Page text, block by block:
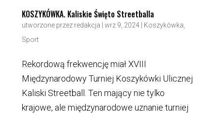
KOSZYKÓWKA. Kaliskie Święto Streetballa
utworzone przez redakcja | wrz 9, 2024| Koszykówka
Sport
Rekordową frekwencję miał XVIII
Międzynarodowy Turniej Koszykówki Ulicznej
Kaliski Streetball. Ten mający nie tylko
krajowe, ale międzynarodowe uznanie turniej